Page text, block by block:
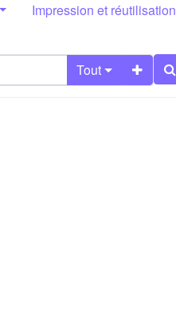
Impression et réutilisation
Tout